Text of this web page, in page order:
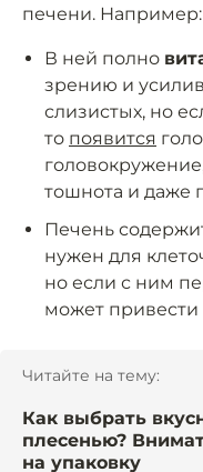
печени. Например:
В ней полно
зрению и
слизистых, но
то появится
тошнота и даже
Печень
нужен для
но если с ним
может привести
Читайте на тему:
Как выбрать
плесенью?
на упаковку